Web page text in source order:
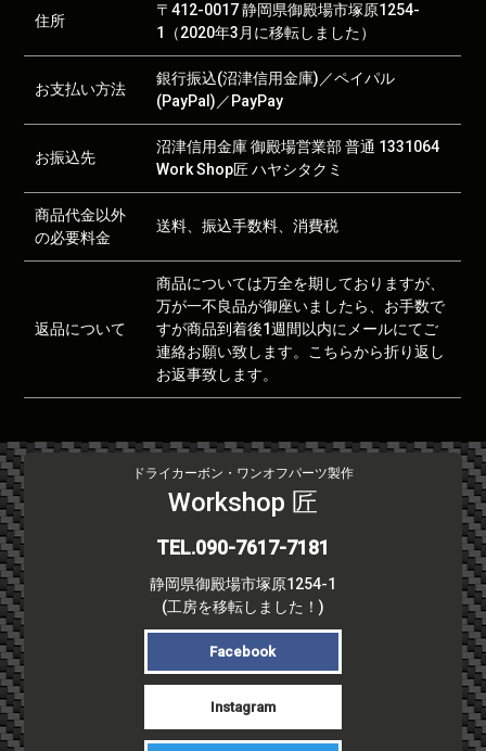
住所
〒412-0017 静岡県御殿場市塚原1254-
1（2020年3月に移転しました）
お支払い方法
銀行振込(沼津信用金庫)／ペイパル
(PayPal)／PayPay
お振込先
沼津信用金庫 御殿場営業部 普通 1331064
Work Shop匠 ハヤシタクミ
商品代金以外
の必要料金
送料、振込手数料、消費税
返品について
商品については万全を期しておりますが、
万が一不良品が御座いましたら、お手数で
すが商品到着後1週間以内にメールにてご
連絡お願い致します。こちらから折り返し
お返事致します。
ドライカーボン・ワンオフパーツ製作
Workshop 匠
TEL.090-7617-7181
静岡県御殿場市塚原1254-1
(工房を移転しました！)
Facebook
Instagram